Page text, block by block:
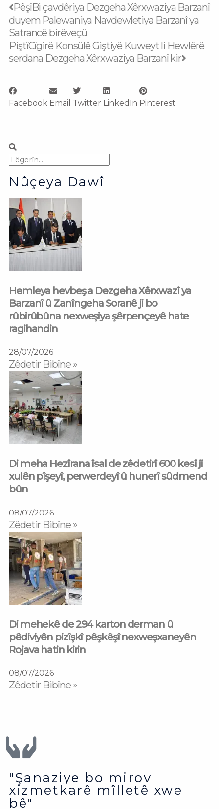
Prev
PêşîBi çavdêriya Dezgeha Xêrxwaziya Barzanî
duyem Palewaniya Navdewletiya Barzanî ya
Satrancê birêveçû
PiştîCîgirê Konsûlê Giştiyê Kuweyt li Hewlêrê
serdana Dezgeha Xêrxwaziya Barzanî kir
Next
Facebook Email Twitter LinkedIn Pinterest
Search
Nûçeya Dawî
Hemleya hevbeş a Dezgeha Xêrxwazî ya
Barzanî û Zanîngeha Soranê ji bo
rûbirûbûna nexweşiya şêrpençeyê hate
ragihandin
28/07/2026
Zêdetir Bibîne »
Di meha Hezîrana îsal de zêdetirî 600 kesî ji
xulên pîşeyî, perwerdeyî û hunerî sûdmend
bûn
08/07/2026
Zêdetir Bibîne »
Di mehekê de 294 karton derman û
pêdiviyên pizîşkî pêşkêşî nexweşxaneyên
Rojava hatin kirin
08/07/2026
Zêdetir Bibîne »
"Şanaziye bo mirov
xizmetkarê mîlletê xwe
bê"